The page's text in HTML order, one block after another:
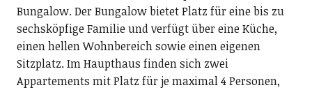
Bungalow. Der Bungalow bietet Platz für eine bis zu
sechsköpfige Familie und verfügt über eine Küche,
einen hellen Wohnbereich sowie einen eigenen
Sitzplatz. Im Haupthaus finden sich zwei
Appartements mit Platz für je maximal 4 Personen,